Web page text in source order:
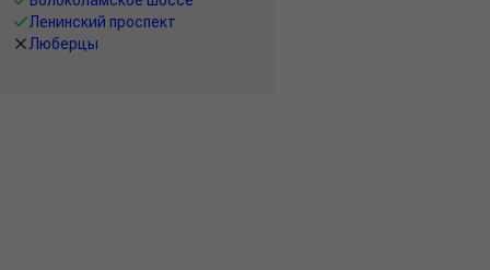
Ленинский проспект
Люберцы